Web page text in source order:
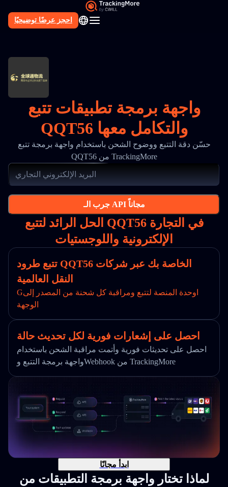
احجز عرضًا توضيحيًا
AR
واجهة برمجة تطبيقات تتبع
QQT56 والتكامل معها
حسّن دقة التتبع ووضوح الشحن باستخدام واجهة برمجة تتبع
QQT56 من TrackingMore
جرب الـ API مجاناً
الحل الرائد لتتبع QQT56 في التجارة
الإلكترونية واللوجستيات
تتبع طرود QQT56 الخاصة بك عبر شركات
النقل العالمية
Gاوحدة المنصة لتتبع ومراقبة كل شحنة من المصدر إلى
الوجهة
احصل على إشعارات فورية لكل تحديث حالة
احصل على تحديثات فورية وأتمت مراقبة الشحن باستخدام
واجهة برمجة التتبع وWebhook من TrackingMore
ابدأ مجانًا
لماذا تختار واجهة برمجة التطبيقات من